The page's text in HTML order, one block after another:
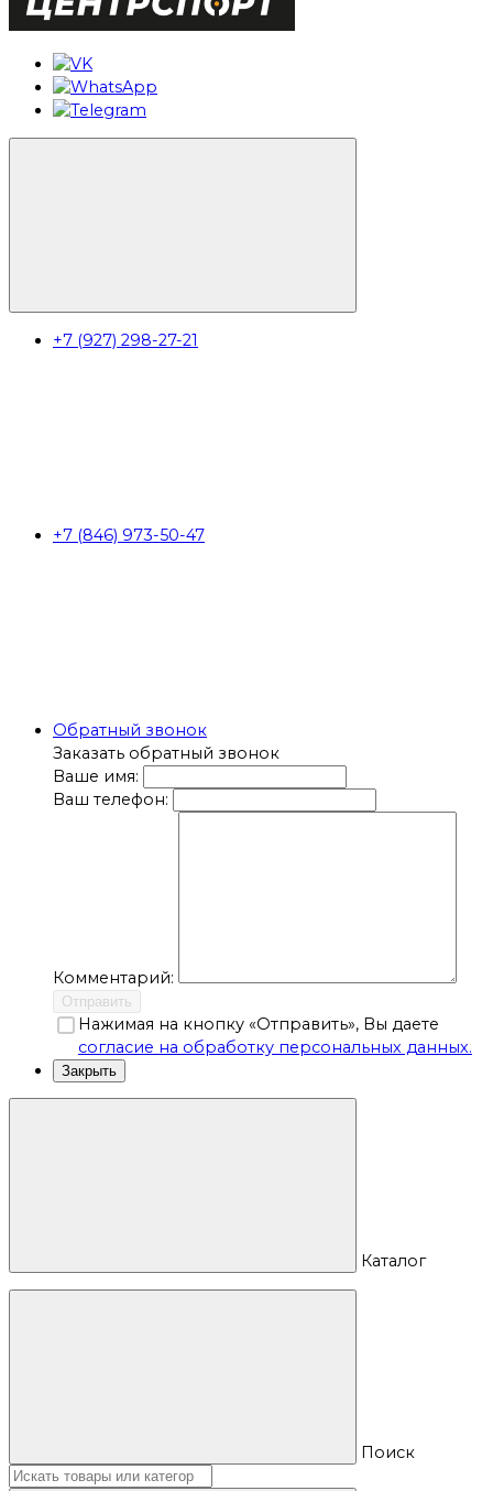
+7 (927) 298-27-21
+7 (846) 973-50-47
Обратный звонок
Заказать обратный звонок
Ваше имя:
Ваш телефон:
Комментарий:
Отправить
Нажимая на кнопку «Отправить», Вы даете
согласие на обработку персональных данных.
Закрыть
Каталог
Поиск